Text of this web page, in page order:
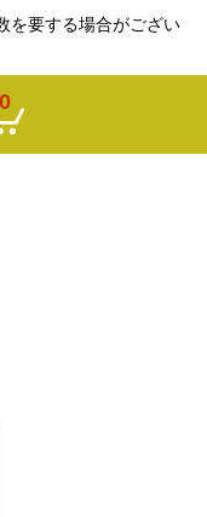
を要する場合がござい
0